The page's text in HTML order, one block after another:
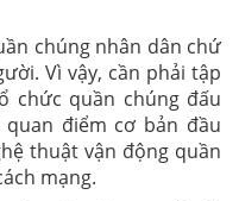
chúng nhân dân chứ
Vì vậy, cần phải tập
chức quần chúng đấu
điểm cơ bản đầu
thuật vận động quần
mạng.